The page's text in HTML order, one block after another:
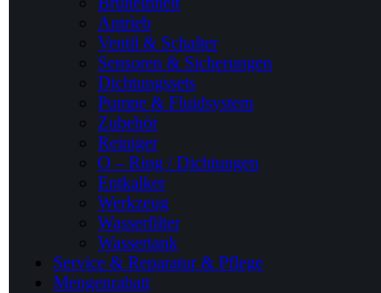
Antrieb
Ventil & Schalter
Sensoren & Sicherungen
Dichtungssets
Pumpe & Fluidsystem
Zubehör
Reiniger
O – Ring / Dichtungen
Entkalker
Werkzeug
Wasserfilter
Wassertank
Service & Reparatur & Pflege
Mengenrabatt